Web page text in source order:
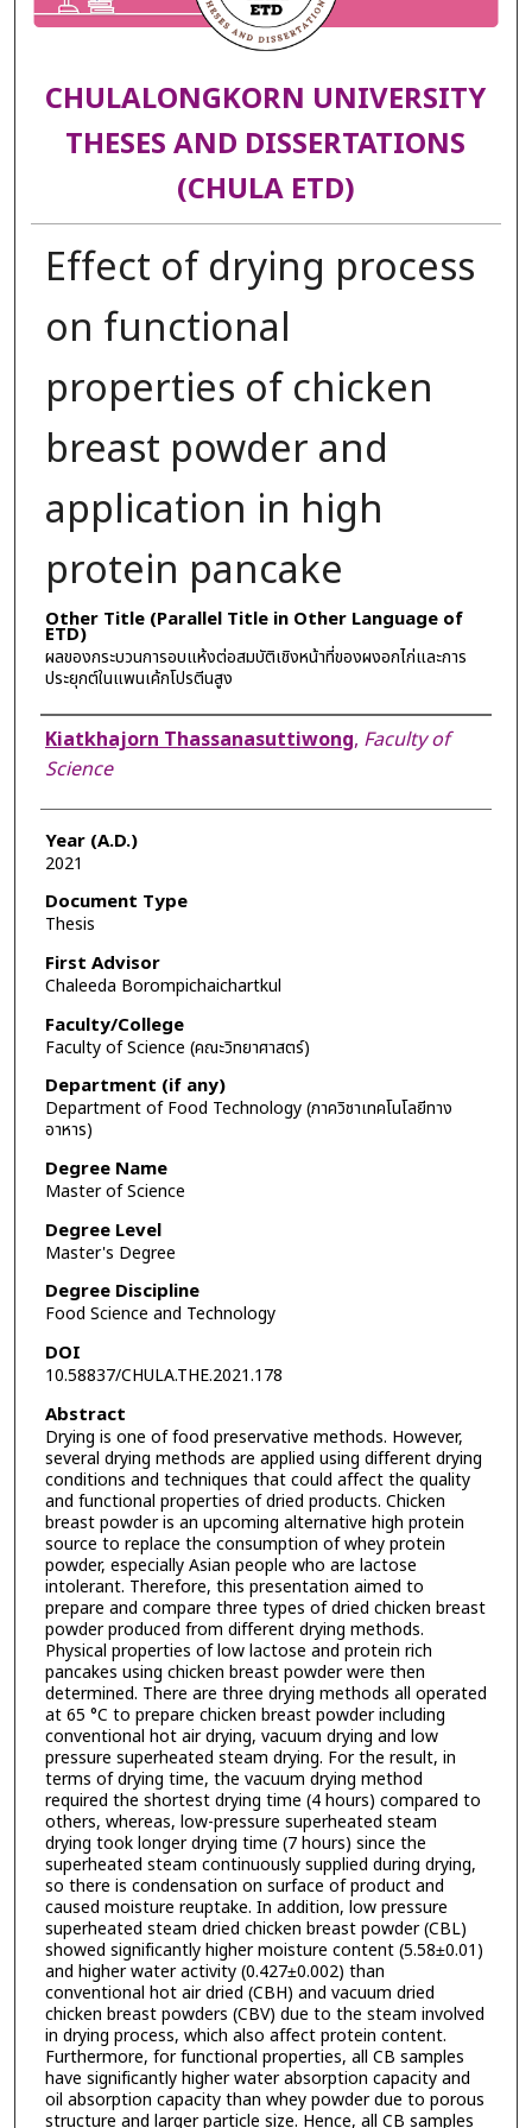
CHULALONGKORN UNIVERSITY
THESES AND DISSERTATIONS
(CHULA ETD)
Effect of drying process
on functional
properties of chicken
breast powder and
application in high
protein pancake
Other Title (Parallel Title in Other Language of
ETD)
ผลของกระบวนการอบแห้งต่อสมบัติเชิงหน้าที่ของผงอกไก่และการ
ประยุกต์ในแพนเค้กโปรตีนสูง
Author
Kiatkhajorn Thassanasuttiwong, Faculty of
Science
Year (A.D.)
2021
Document Type
Thesis
First Advisor
Chaleeda Borompichaichartkul
Faculty/College
Faculty of Science (คณะวิทยาศาสตร์)
Department (if any)
Department of Food Technology (ภาควิชาเทคโนโลยีทาง
อาหาร)
Degree Name
Master of Science
Degree Level
Master's Degree
Degree Discipline
Food Science and Technology
DOI
10.58837/CHULA.THE.2021.178
Abstract
Drying is one of food preservative methods. However,
several drying methods are applied using different drying
conditions and techniques that could affect the quality
and functional properties of dried products. Chicken
breast powder is an upcoming alternative high protein
source to replace the consumption of whey protein
powder, especially Asian people who are lactose
intolerant. Therefore, this presentation aimed to
prepare and compare three types of dried chicken breast
powder produced from different drying methods.
Physical properties of low lactose and protein rich
pancakes using chicken breast powder were then
determined. There are three drying methods all operated
at 65 °C to prepare chicken breast powder including
conventional hot air drying, vacuum drying and low
pressure superheated steam drying. For the result, in
terms of drying time, the vacuum drying method
required the shortest drying time (4 hours) compared to
others, whereas, low-pressure superheated steam
drying took longer drying time (7 hours) since the
superheated steam continuously supplied during drying,
so there is condensation on surface of product and
caused moisture reuptake. In addition, low pressure
superheated steam dried chicken breast powder (CBL)
showed significantly higher moisture content (5.58±0.01)
and higher water activity (0.427±0.002) than
conventional hot air dried (CBH) and vacuum dried
chicken breast powders (CBV) due to the steam involved
in drying process, which also affect protein content.
Furthermore, for functional properties, all CB samples
have significantly higher water absorption capacity and
oil absorption capacity than whey powder due to porous
structure and larger particle size. Hence, all CB samples